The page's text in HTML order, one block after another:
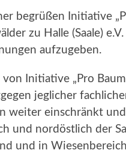
begrüßen Initiative
zu Halle (Saale)
aufzugeben.
von Initiative „Pro
jeglicher
weiter einschränkt
und nordöstlich der
und in